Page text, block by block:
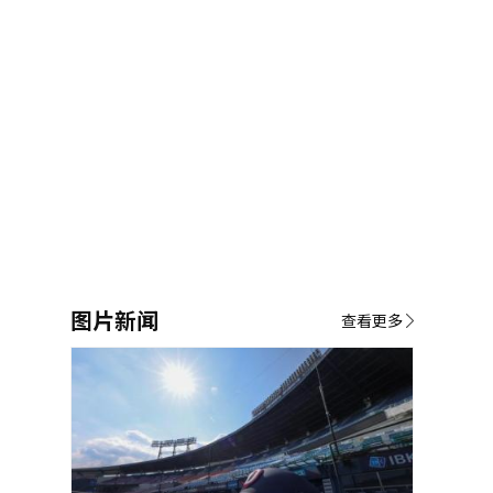
图片新闻 查看更多